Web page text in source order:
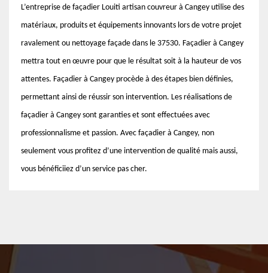
L’entreprise de façadier Louiti artisan couvreur à Cangey utilise des
matériaux, produits et équipements innovants lors de votre projet
ravalement ou nettoyage façade dans le 37530. Façadier à Cangey
mettra tout en œuvre pour que le résultat soit à la hauteur de vos
attentes. Façadier à Cangey procède à des étapes bien définies,
permettant ainsi de réussir son intervention. Les réalisations de
façadier à Cangey sont garanties et sont effectuées avec
professionnalisme et passion. Avec façadier à Cangey, non
seulement vous profitez d’une intervention de qualité mais aussi,
vous bénéficiiez d’un service pas cher.